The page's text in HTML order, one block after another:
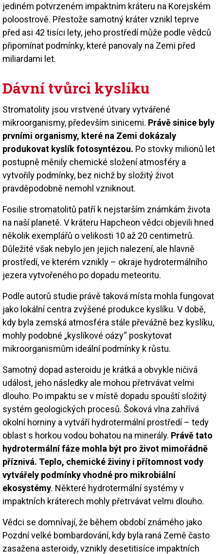
jediném potvrzeném impaktním kráteru na Korejském
poloostrově. Přestože samotný kráter vznikl teprve
před asi 42 tisíci lety, jeho prostředí může podle vědců
připomínat podmínky, které panovaly na Zemi před
miliardami let.
Dávní tvůrci kyslíku
Stromatolity jsou vrstvené útvary vytvářené
mikroorganismy, především sinicemi. Právě sinice byly
prvními organismy, které na Zemi dokázaly
produkovat kyslík fotosyntézou. Po stovky milionů let
postupně měnily chemické složení atmosféry a
vytvořily podmínky, bez nichž by složitý život
pravděpodobně nemohl vzniknout.
Fosilie stromatolitů patří k nejstarším známkám života
na naší planetě. V kráteru Hapcheon vědci objevili hned
několik exemplářů o velikosti 10 až 20 centimetrů.
Důležité však nebylo jen jejich nalezení, ale hlavně
prostředí, ve kterém vznikly – okraje hydrotermálního
jezera vytvořeného po dopadu meteoritu.
Podle autorů studie právě taková místa mohla fungovat
jako lokální centra zvýšené produkce kyslíku. V době,
kdy byla zemská atmosféra stále převážně bez kyslíku,
mohly podobné „kyslíkové oázy“ poskytovat
mikroorganismům ideální podmínky k růstu.
Samotný dopad asteroidu je krátká a obvykle ničivá
událost, jeho následky ale mohou přetrvávat velmi
dlouho. Po impaktu se v místě dopadu spouští složitý
systém geologických procesů. Šoková vlna zahřívá
okolní horniny a vytváří hydrotermální prostředí – tedy
oblast s horkou vodou bohatou na minerály. Právě tato
hydrotermální fáze mohla být pro život mimořádně
příznivá. Teplo, chemické živiny i přítomnost vody
vytvářely podmínky vhodné pro mikrobiální
ekosystémy. Některé hydrotermální systémy v
impaktních kráterech mohly přetrvávat velmi dlouho.
Vědci se domnívají, že během období známého jako
Pozdní velké bombardování, kdy byla raná Země často
zasažena asteroidy, vznikly desetitisíce impaktních